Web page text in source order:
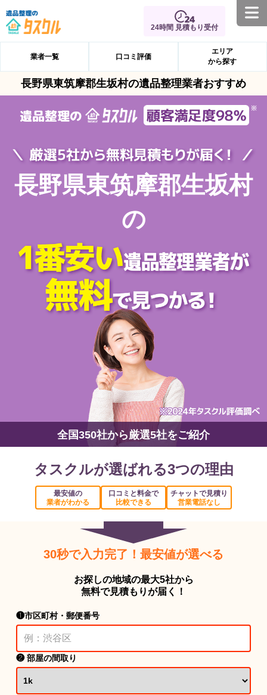
24時間 見積もり受付
業者一覧 口コミ評価
エリア
から探す
長野県東筑摩郡生坂村の遺品整理業者おすすめ
長野県東筑摩郡生坂村
の
全国350社から厳選5社をご紹介
タスクルが選ばれる3つの理由
最安値の
業者がわかる
口コミと料金で
比較できる
チャットで見積り
営業電話なし
30秒で入力完了！最安値が選べる
お探しの地域の最大5社から
無料で見積もりが届く！
❶市区町村・郵便番号
❷ 部屋の間取り